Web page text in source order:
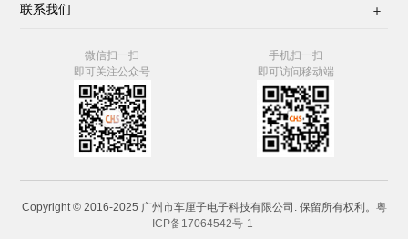
联系我们 
微信扫一扫
即可关注公众号
手机扫一扫
即可访问移动端
Copyright © 2016-2025 广州市车厘子电子科技有限公司. 保留所有权利。 粤
ICP备17064542号-1